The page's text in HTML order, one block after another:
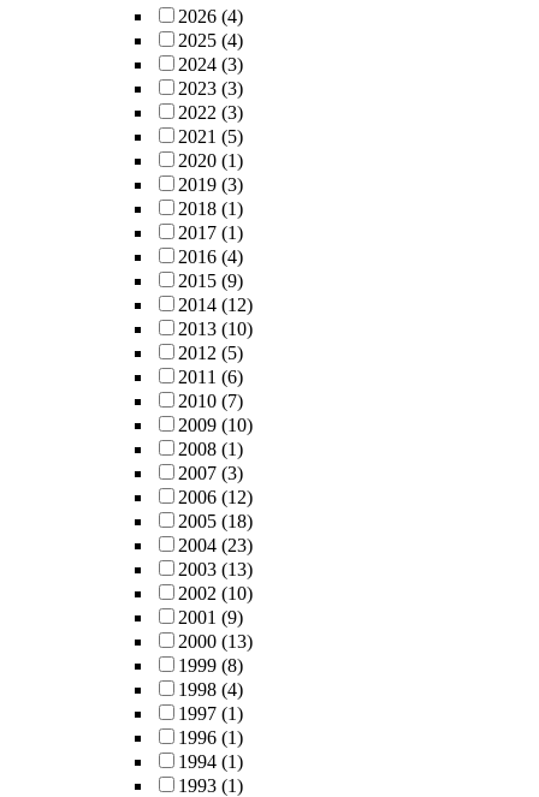
2026 (4)
2025 (4)
2024 (3)
2023 (3)
2022 (3)
2021 (5)
2020 (1)
2019 (3)
2018 (1)
2017 (1)
2016 (4)
2015 (9)
2014 (12)
2013 (10)
2012 (5)
2011 (6)
2010 (7)
2009 (10)
2008 (1)
2007 (3)
2006 (12)
2005 (18)
2004 (23)
2003 (13)
2002 (10)
2001 (9)
2000 (13)
1999 (8)
1998 (4)
1997 (1)
1996 (1)
1994 (1)
1993 (1)